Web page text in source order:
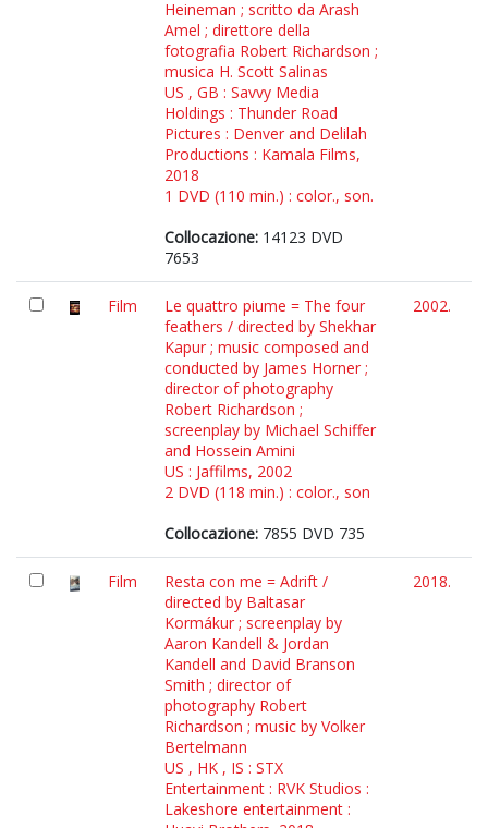
Heineman ; scritto da Arash
Amel ; direttore della
fotografia Robert Richardson ;
musica H. Scott Salinas
US , GB : Savvy Media
Holdings : Thunder Road
Pictures : Denver and Delilah
Productions : Kamala Films,
2018
1 DVD (110 min.) : color., son.
Collocazione: 14123 DVD
7653
Film
Le quattro piume = The four
feathers / directed by Shekhar
Kapur ; music composed and
conducted by James Horner ;
director of photography
Robert Richardson ;
screenplay by Michael Schiffer
and Hossein Amini
US : Jaffilms, 2002
2 DVD (118 min.) : color., son
Collocazione: 7855 DVD 735
2002.
Film
Resta con me = Adrift /
directed by Baltasar
Kormákur ; screenplay by
Aaron Kandell & Jordan
Kandell and David Branson
Smith ; director of
photography Robert
Richardson ; music by Volker
Bertelmann
US , HK , IS : STX
Entertainment : RVK Studios :
Lakeshore entertainment :
2018.